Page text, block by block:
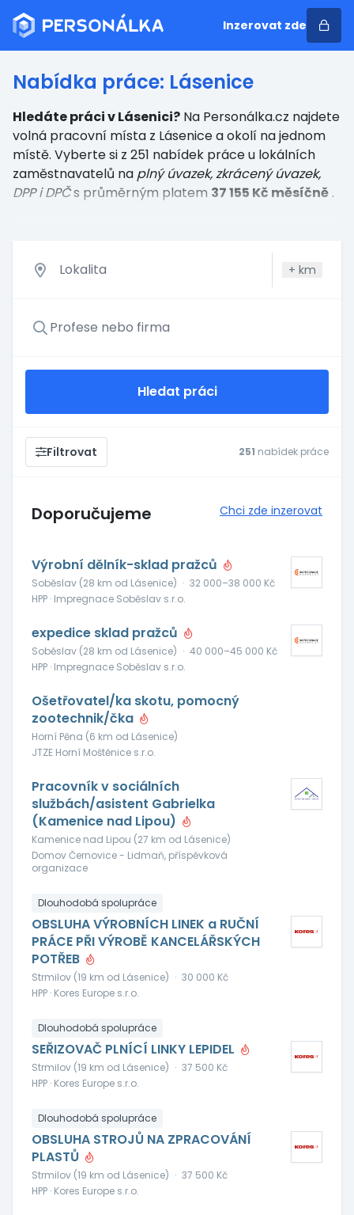
Inzerovat zde
Nabídka práce: Lásenice
Hledáte práci v Lásenici? Na Personálka.cz najdete
volná pracovní místa z Lásenice a okolí na jednom
místě. Vyberte si z 251 nabídek práce u lokálních
zaměstnavatelů na plný úvazek, zkrácený úvazek,
DPP i DPČs průměrným platem 37 155 Kč měsíčně .
+ km
Hledat práci
Filtrovat 251 nabídek práce
Doporučujeme Chci zde inzerovat
Výrobní dělník-sklad pražců
Soběslav (28 km od Lásenice) · 32 000–38 000 Kč
HPP · Impregnace Soběslav s.r.o.
expedice sklad pražců
Soběslav (28 km od Lásenice) · 40 000–45 000 Kč
HPP · Impregnace Soběslav s.r.o.
Ošetřovatel/ka skotu, pomocný
zootechnik/čka
Horní Pěna (6 km od Lásenice)
JTZE Horní Moštěnice s.r.o.
Pracovník v sociálních
službách/asistent Gabrielka
(Kamenice nad Lipou)
Kamenice nad Lipou (27 km od Lásenice)
Domov Černovice - Lidmaň, příspěvková
organizace
Dlouhodobá spolupráce
OBSLUHA VÝROBNÍCH LINEK a RUČNÍ
PRÁCE PŘI VÝROBĚ KANCELÁŘSKÝCH
POTŘEB
Strmilov (19 km od Lásenice) · 30 000 Kč
HPP · Kores Europe s.r.o.
Dlouhodobá spolupráce
SEŘIZOVAČ PLNÍCÍ LINKY LEPIDEL
Strmilov (19 km od Lásenice) · 37 500 Kč
HPP · Kores Europe s.r.o.
Dlouhodobá spolupráce
OBSLUHA STROJŮ NA ZPRACOVÁNÍ
PLASTŮ
Strmilov (19 km od Lásenice) · 37 500 Kč
HPP · Kores Europe s.r.o.